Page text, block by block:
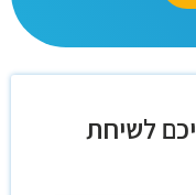
לשיחת